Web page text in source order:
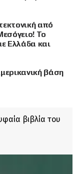
από
Το
Ελλάδα και
βάση
βιβλία του